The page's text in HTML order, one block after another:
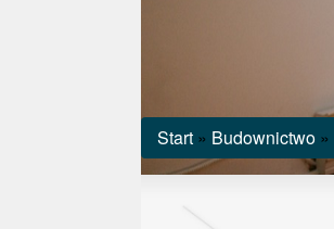
Start » Budownictwo »